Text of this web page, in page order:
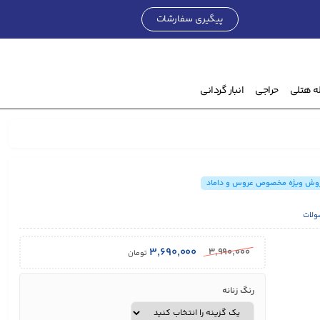
پیگیری سفارشات
هتلی حراجی انبار گردانی
ویژه مخصوص عروس و داماد
۳,۹۹۰,۰۰۰ ۳,۶۹۰,۰۰۰ تومان
رنگ زنانه